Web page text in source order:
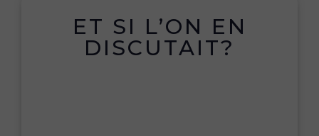
ET SI L’ON EN
DISCUTAIT?